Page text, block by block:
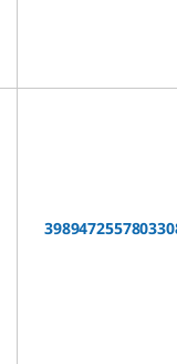
398947255780330